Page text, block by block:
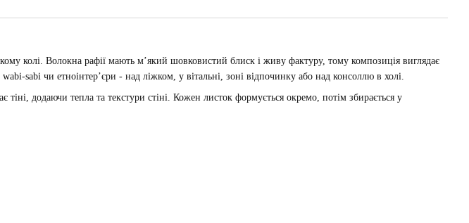
колі. Волокна рафії мають м’який шовковистий блиск і живу фактуру, тому композиція виглядає
sabi чи етноінтер’єри - над ліжком, у вітальні, зоні відпочинку або над консоллю в холі.
додаючи тепла та текстури стіні. Кожен листок формується окремо, потім збирається у